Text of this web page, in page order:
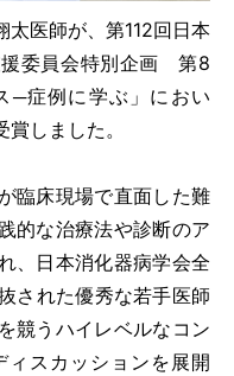
0062
0079
太医師が、第112回日本
援委員会特別企画 第8
─症例に学ぶ」におい
しました。
臨床現場で直面した難
的な治療法や診断のア
、日本消化器病学会全
された優秀な若手医師
競うハイレベルなコン
スカッションを展開